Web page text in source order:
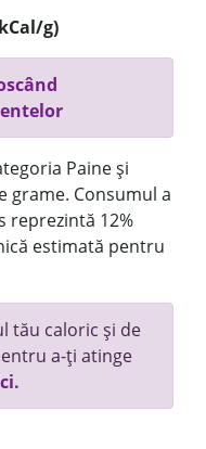
g)
Paine și
grame. Consumul a
reprezintă 12%
estimată pentru
tău caloric și de
a-ți atinge